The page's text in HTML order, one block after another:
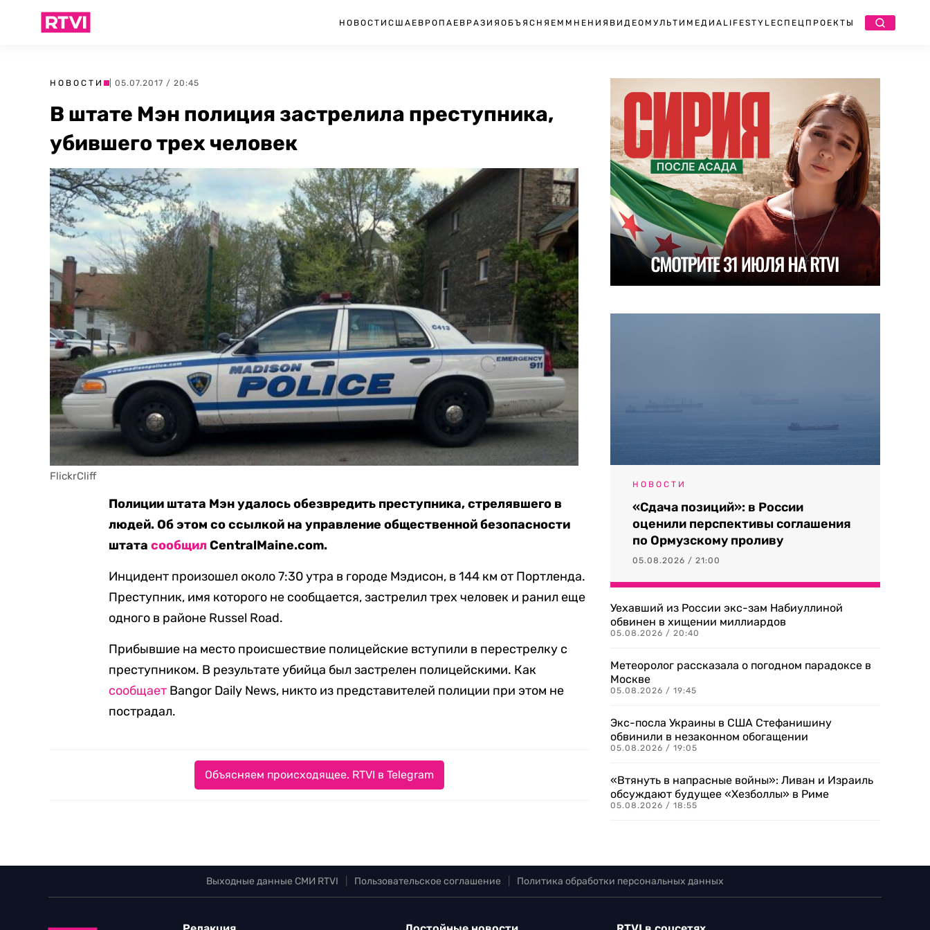
НОВОСТИ США ЕВРОПА ЕВРАЗИЯ ОБЪЯСНЯЕМ МНЕНИЯ ВИДЕО МУЛЬТИМЕДИА LIFESTYLEСПЕЦПРОЕКТЫ
НОВОСТИ | 05.07.2017 / 20:45
В штате Мэн полиция застрелила преступника,
убившего трех человек
FlickrCliff
Полиции штата Мэн удалось обезвредить преступника, стрелявшего в
людей. Об этом со ссылкой на управление общественной безопасности
штатасообщилCentralMaine.com.
Инцидент произошел около 7:30 утра в городе Мэдисон, в 144 км от Портленда.
Преступник, имя которого не сообщается, застрелил трех человек и ранил еще
одного в районе Russel Road.
Прибывшие на место происшествие полицейские вступили в перестрелку с
преступником. В результате убийца был застрелен полицейскими. Как
сообщает Bangor Daily News, никто из представителей полиции при этом не
пострадал.
Объясняем происходящее. RTVI в Telegram
НОВОСТИ
«Сдача позиций»: в России
оценили перспективы соглашения
по Ормузскому проливу
05.08.2026 / 21:00
Уехавший из России экс-зам Набиуллиной
обвинен в хищении миллиардов
05.08.2026 / 20:40
Метеоролог рассказала о погодном парадоксе в
Москве
05.08.2026 / 19:45
Экс-посла Украины в США Стефанишину
обвинили в незаконном обогащении
05.08.2026 / 19:05
«Втянуть в напрасные войны»: Ливан и Израиль
обсуждают будущее «Хезболлы» в Риме
05.08.2026 / 18:55
Выходные данные СМИ RTVI Пользовательское соглашение Политика обработки персональных данных